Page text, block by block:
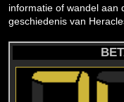
informatie of wandel aan
geschiedenis van